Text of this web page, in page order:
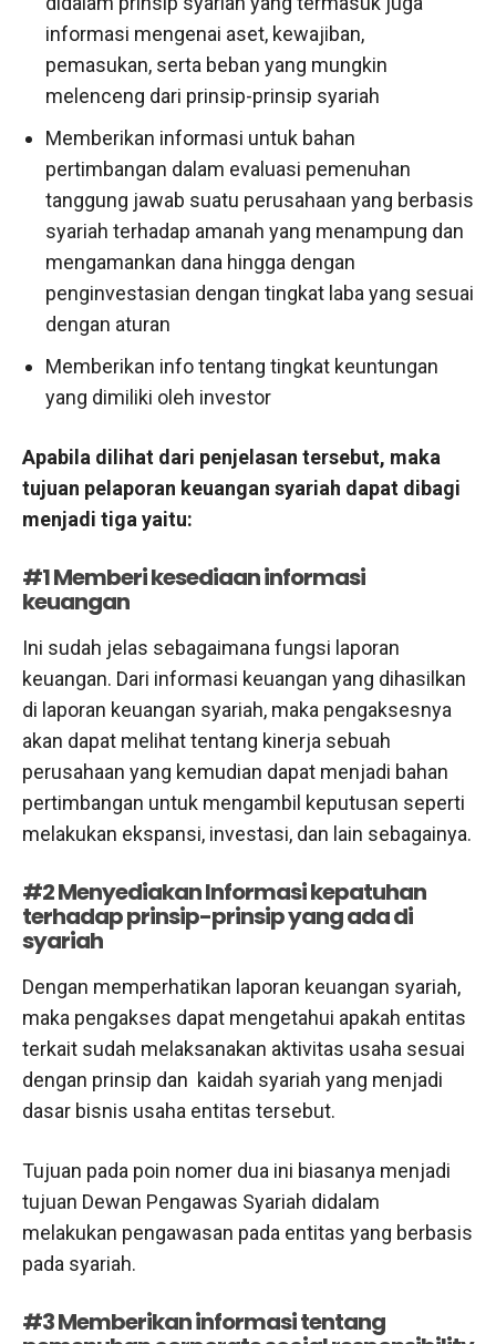
informasi mengenai aset, kewajiban,
pemasukan, serta beban yang mungkin
melenceng dari prinsip-prinsip syariah
Memberikan informasi untuk bahan
pertimbangan dalam evaluasi pemenuhan
tanggung jawab suatu perusahaan yang berbasis
syariah terhadap amanah yang menampung dan
mengamankan dana hingga dengan
penginvestasian dengan tingkat laba yang sesuai
dengan aturan
Memberikan info tentang tingkat keuntungan
yang dimiliki oleh investor
Apabila dilihat dari penjelasan tersebut, maka
tujuan pelaporan keuangan syariah dapat dibagi
menjadi tiga yaitu:
#1 Memberi kesediaan informasi
keuangan
Ini sudah jelas sebagaimana fungsi laporan
keuangan. Dari informasi keuangan yang dihasilkan
di laporan keuangan syariah, maka pengaksesnya
akan dapat melihat tentang kinerja sebuah
perusahaan yang kemudian dapat menjadi bahan
pertimbangan untuk mengambil keputusan seperti
melakukan ekspansi, investasi, dan lain sebagainya.
#2 Menyediakan Informasi kepatuhan
terhadap prinsip-prinsip yang ada di
syariah
Dengan memperhatikan laporan keuangan syariah,
maka pengakses dapat mengetahui apakah entitas
terkait sudah melaksanakan aktivitas usaha sesuai
dengan prinsip dan kaidah syariah yang menjadi
dasar bisnis usaha entitas tersebut.
Tujuan pada poin nomer dua ini biasanya menjadi
tujuan Dewan Pengawas Syariah didalam
melakukan pengawasan pada entitas yang berbasis
pada syariah.
#3 Memberikan informasi tentang